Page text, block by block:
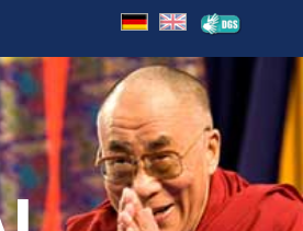
WICHTIGE BESUCHERINFOS
ORT
VERPFLEGUNG
ÜBERSETZUNG
KINDER